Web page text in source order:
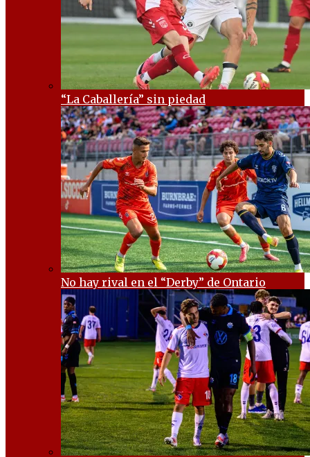
“La Caballería” sin piedad
No hay rival en el “Derby” de Ontario